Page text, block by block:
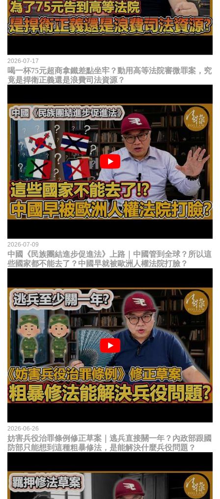
2026-07-17
喝一杯75元超商拿鐵差點坐牢？動用高等法院審微罪案，究
竟是捍衛正義還是浪費司法資源？
2026-07-09
中國《民族團結進步促進法》上路｜中國管到全球？所以這
些國家都不能去了？中國早就被歐洲人權法院打臉？
2026-06-26
妨害兵役治罪條例修正草案｜逃兵直接關一年？內政部跟國
防部只能想到這種粗暴修法，是能解決什麼兵役問題？